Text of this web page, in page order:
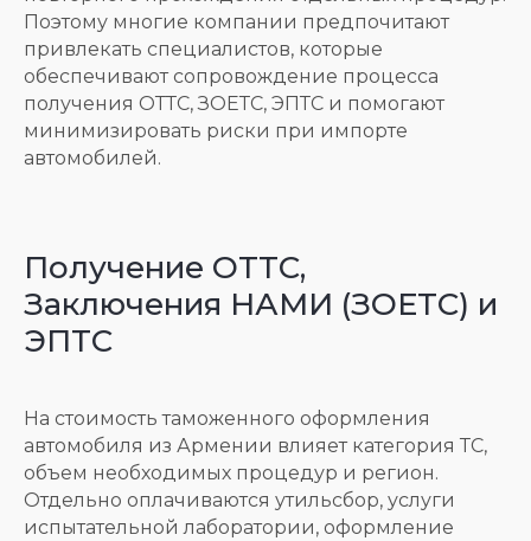
Поэтому многие компании предпочитают
привлекать специалистов, которые
обеспечивают сопровождение процесса
получения ОТТС, ЗОЕТС, ЭПТС и помогают
минимизировать риски при импорте
автомобилей.
Получение ОТТС,
Заключения НАМИ (ЗОЕТС) и
ЭПТС
На стоимость таможенного оформления
автомобиля из Армении влияет категория ТС,
объем необходимых процедур и регион.
Отдельно оплачиваются утильсбор, услуги
испытательной лаборатории, оформление